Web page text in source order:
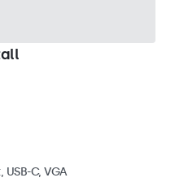
C, VGA